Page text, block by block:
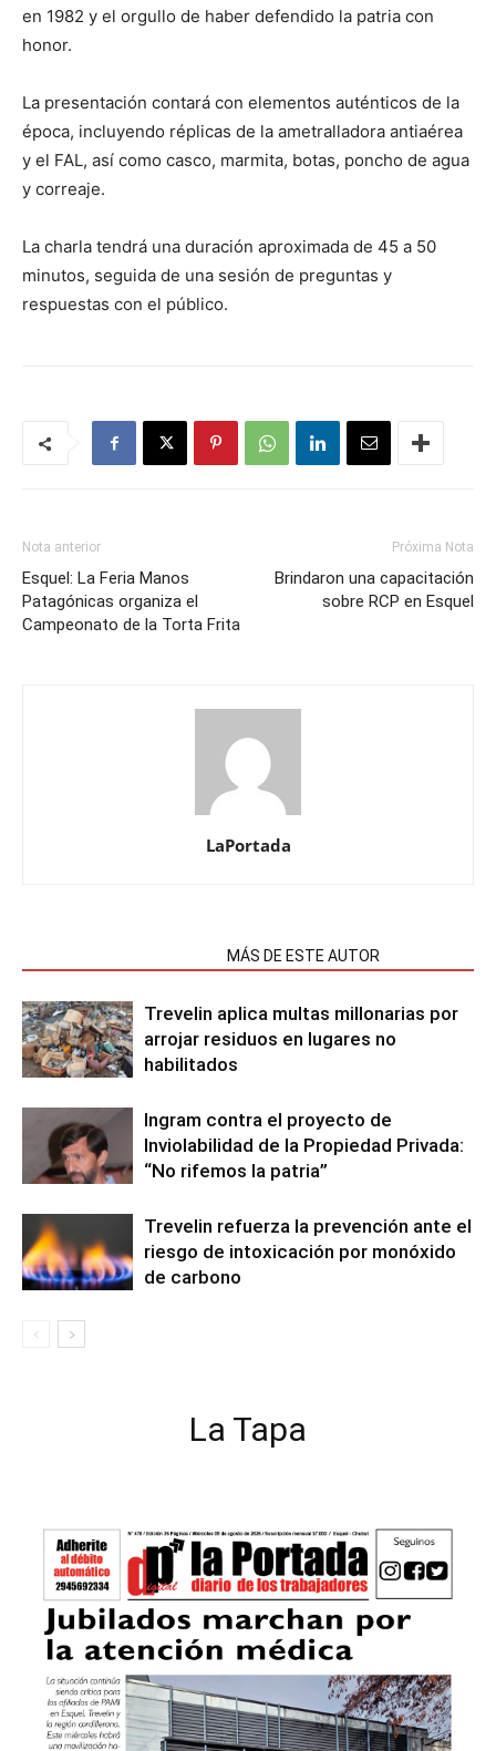
en 1982 y el orgullo de haber defendido la patria con
honor.
La presentación contará con elementos auténticos de la
época, incluyendo réplicas de la ametralladora antiaérea
y el FAL, así como casco, marmita, botas, poncho de agua
y correaje.
La charla tendrá una duración aproximada de 45 a 50
minutos, seguida de una sesión de preguntas y
respuestas con el público.
Nota anterior
Esquel: La Feria Manos
Patagónicas organiza el
Campeonato de la Torta Frita
Próxima Nota
Brindaron una capacitación
sobre RCP en Esquel
LaPortada
MÁS DE ESTE AUTOR
Trevelin aplica multas millonarias por
arrojar residuos en lugares no
habilitados
Ingram contra el proyecto de
Inviolabilidad de la Propiedad Privada:
“No rifemos la patria”
Trevelin refuerza la prevención ante el
riesgo de intoxicación por monóxido
de carbono
La Tapa